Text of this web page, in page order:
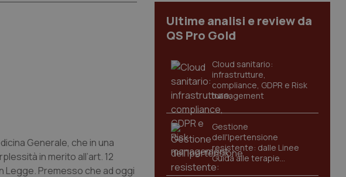
Generale, che in una
in merito all’art. 12
Legge. Premesso che ad oggi
Ultime analisi e review da
QS Pro Gold
Cloud sanitario:
infrastrutture,
compliance, GDPR e Risk
management
Gestione
dell'Ipertensione
resistente: dalle Linee
Guida alle terapie
innovative